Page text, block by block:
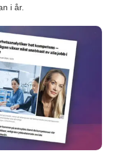
i år.